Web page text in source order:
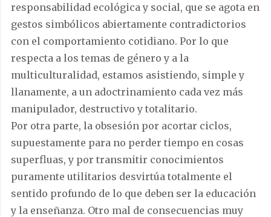
responsabilidad ecológica y social, que se agota en
gestos simbólicos abiertamente contradictorios
con el comportamiento cotidiano. Por lo que
respecta a los temas de género y a la
multiculturalidad, estamos asistiendo, simple y
llanamente, a un adoctrinamiento cada vez más
manipulador, destructivo y totalitario.
Por otra parte, la obsesión por acortar ciclos,
supuestamente para no perder tiempo en cosas
superfluas, y por transmitir conocimientos
puramente utilitarios desvirtúa totalmente el
sentido profundo de lo que deben ser la educación
y la enseñanza. Otro mal de consecuencias muy